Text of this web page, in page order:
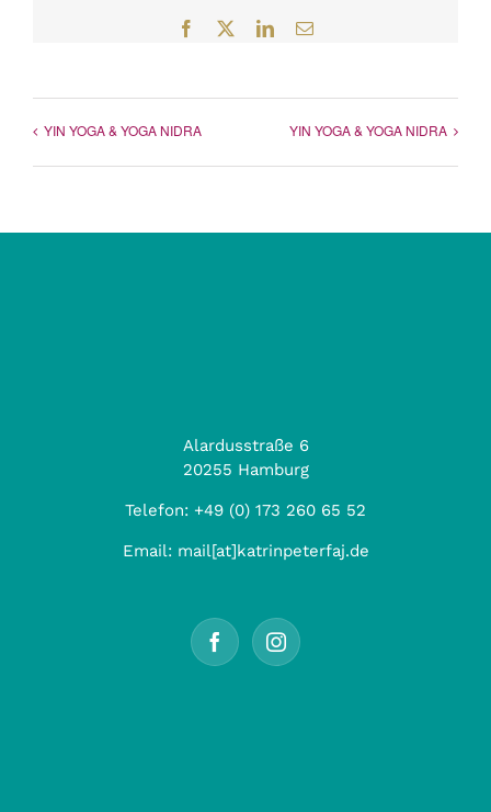
Facebook
TwitterLinkedIn
E-
YIN YOGA & YOGA NIDRA YIN YOGA & YOGA NIDRA
Alardusstraße 6
20255 Hamburg
Telefon: +49 (0) 173 260 65 52
Email: mail[at]katrinpeterfaj.de